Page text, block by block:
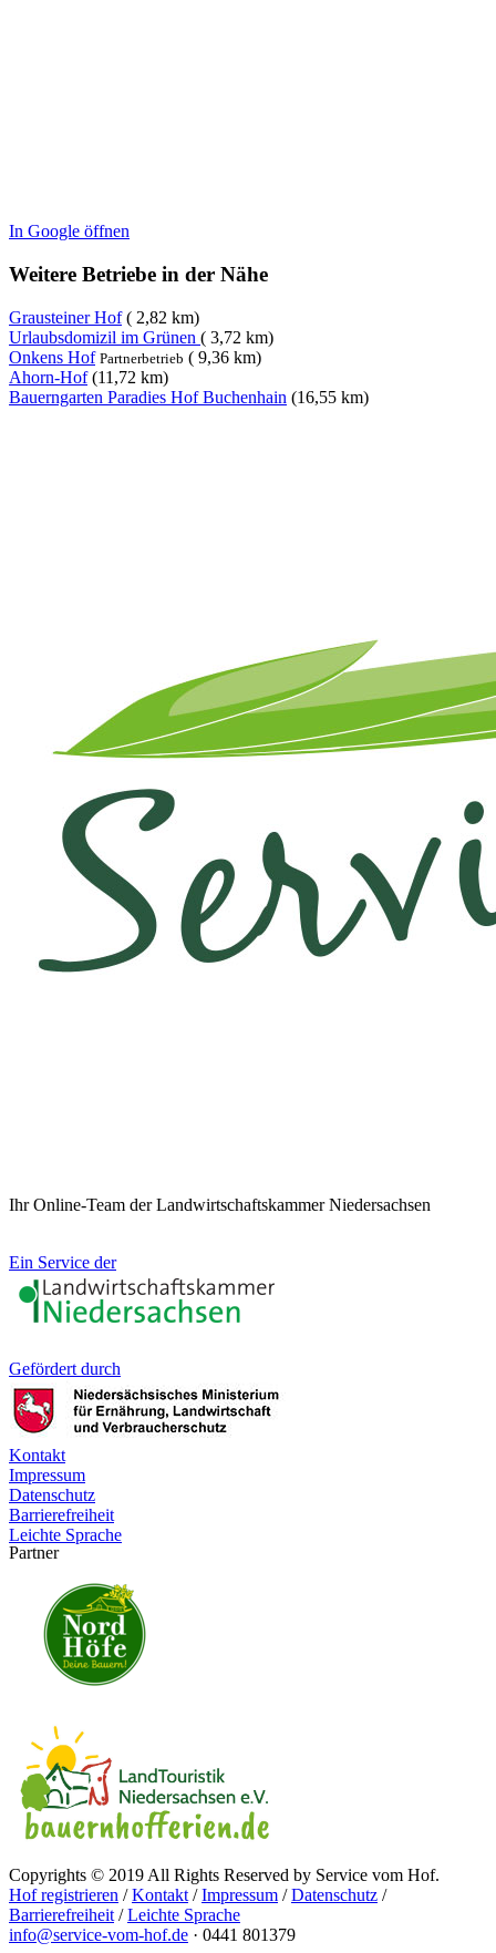
In Google öffnen
Weitere Betriebe in der Nähe
Grausteiner Hof( 2,82 km)
Urlaubsdomizil im Grünen ( 3,72 km)
Onkens Hof Partnerbetrieb ( 9,36 km)
Ahorn-Hof(11,72 km)
Bauerngarten Paradies Hof Buchenhain (16,55 km)
Ihr Online-Team der Landwirtschaftskammer Niedersachsen
Ein Service der
Gefördert durch
Kontakt
Impressum
Datenschutz
Barrierefreiheit
Leichte Sprache
Partner
Copyrights © 2019 All Rights Reserved by Service vom Hof.
Hof registrieren /Kontakt /Impressum /Datenschutz /
Barrierefreiheit /Leichte Sprache
info@service-vom-hof.de · 0441 801379